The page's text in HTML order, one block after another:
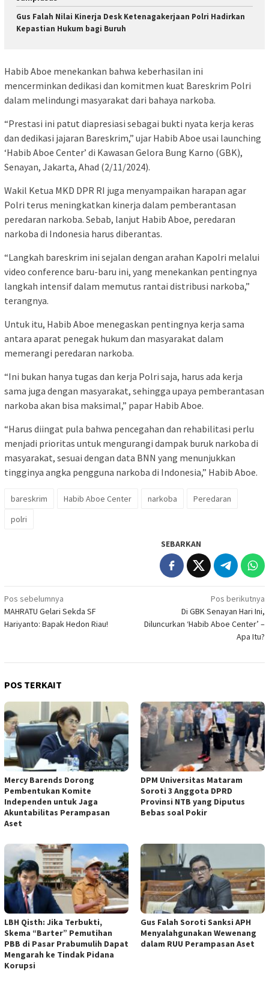
Gus Falah Nilai Kinerja Desk Ketenagakerjaan Polri Hadirkan
Kepastian Hukum bagi Buruh
Habib Aboe menekankan bahwa keberhasilan ini
mencerminkan dedikasi dan komitmen kuat Bareskrim Polri
dalam melindungi masyarakat dari bahaya narkoba.
“Prestasi ini patut diapresiasi sebagai bukti nyata kerja keras
dan dedikasi jajaran Bareskrim,” ujar Habib Aboe usai launching
‘Habib Aboe Center’ di Kawasan Gelora Bung Karno (GBK),
Senayan, Jakarta, Ahad (2/11/2024).
Wakil Ketua MKD DPR RI juga menyampaikan harapan agar
Polri terus meningkatkan kinerja dalam pemberantasan
peredaran narkoba. Sebab, lanjut Habib Aboe, peredaran
narkoba di Indonesia harus diberantas.
“Langkah bareskrim ini sejalan dengan arahan Kapolri melalui
video conference baru-baru ini, yang menekankan pentingnya
langkah intensif dalam memutus rantai distribusi narkoba,”
terangnya.
Untuk itu, Habib Aboe menegaskan pentingnya kerja sama
antara aparat penegak hukum dan masyarakat dalam
memerangi peredaran narkoba.
“Ini bukan hanya tugas dan kerja Polri saja, harus ada kerja
sama juga dengan masyarakat, sehingga upaya pemberantasan
narkoba akan bisa maksimal,” papar Habib Aboe.
“Harus diingat pula bahwa pencegahan dan rehabilitasi perlu
menjadi prioritas untuk mengurangi dampak buruk narkoba di
masyarakat, sesuai dengan data BNN yang menunjukkan
tingginya angka pengguna narkoba di Indonesia,” Habib Aboe.
bareskrim Habib Aboe Center narkoba
Peredaran
polri
SEBARKAN
Navigasi
pos
Pos sebelumnya
MAHRATU Gelari Sekda SF
Hariyanto: Bapak Hedon Riau!
Pos berikutnya
Di GBK Senayan Hari Ini,
Diluncurkan ‘Habib Aboe Center’ –
Apa Itu?
POS TERKAIT
Mercy Barends Dorong
Pembentukan Komite
Independen untuk Jaga
Akuntabilitas Perampasan
Aset
DPM Universitas Mataram
Soroti 3 Anggota DPRD
Provinsi NTB yang Diputus
Bebas soal Pokir
LBH Qisth: Jika Terbukti,
Skema “Barter” Pemutihan
PBB di Pasar Prabumulih Dapat
Mengarah ke Tindak Pidana
Korupsi
Gus Falah Soroti Sanksi APH
Menyalahgunakan Wewenang
dalam RUU Perampasan Aset